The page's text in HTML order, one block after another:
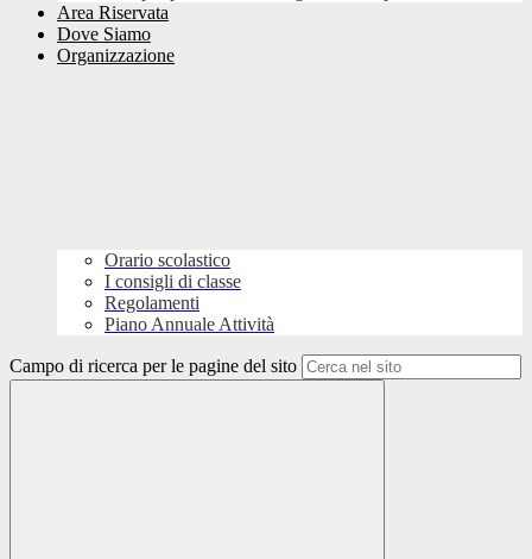
Area Riservata
Dove Siamo
Organizzazione
Orario scolastico
I consigli di classe
Regolamenti
Piano Annuale Attività
Campo di ricerca per le pagine del sito